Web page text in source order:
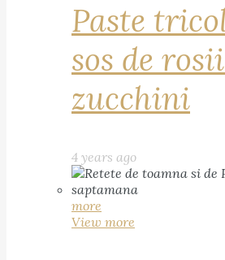
Paste
sos de
zucchini
4 years ago
more
View more